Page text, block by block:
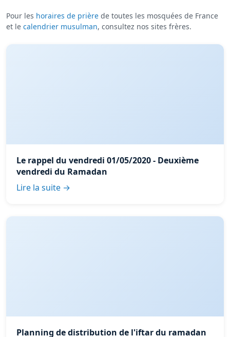
Pour les horaires de prière de toutes les mosquées de France
et le calendrier musulman, consultez nos sites frères.
Le rappel du vendredi 01/05/2020 - Deuxième
vendredi du Ramadan
Lire la suite →
Planning de distribution de l'iftar du ramadan